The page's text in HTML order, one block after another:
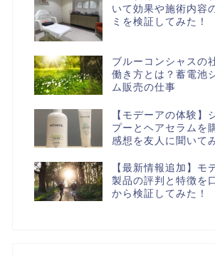
いて効果や施術内容
ミを検証してみた！
ブルーコンシャスの
働き方とは？蓄電池
ム販売の仕事
【モデーアの体験】
プーとヘアセラムを
感想を友人に聞いて
【最新情報追加】モ
製品の評判と特徴を
から検証してみた！